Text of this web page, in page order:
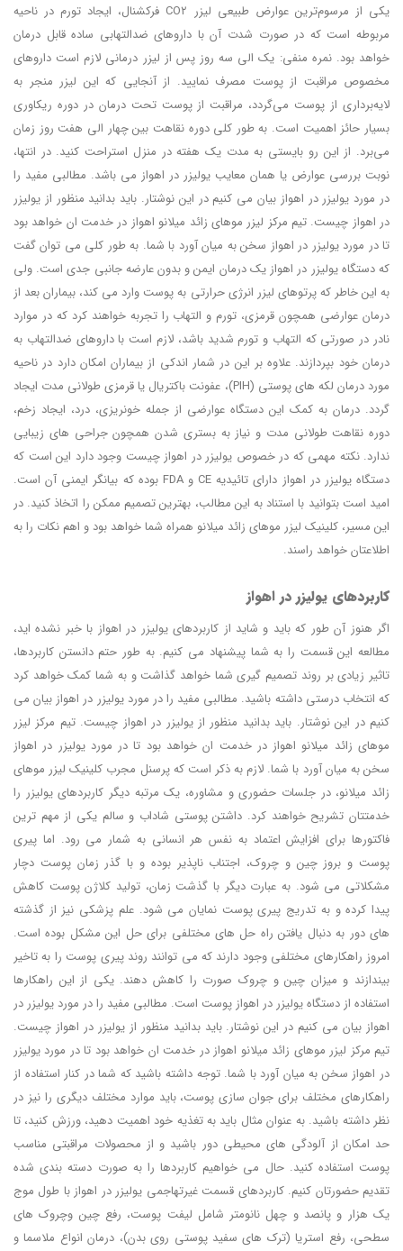
یکی از مرسوم‌ترین عوارض طبیعی لیزر CO۲ فرکشنال، ایجاد تورم در ناحیه
مربوطه است که در صورت شدت آن با داروهای ضدالتهابی ساده قابل درمان
خواهد بود. نمره منفی: یک الی سه روز پس از لیزر درمانی لازم است داروهای
مخصوص مراقبت از پوست مصرف نمایید. از آنجایی که این لیزر منجر به
لایه‌برداری از پوست می‌گردد، مراقبت‌ از پوست تحت درمان در دوره‌ ریکاوری
بسیار حائز اهمیت است. به طور کلی دوره‌ نقاهت بین چهار الی هفت روز زمان
می‌برد. از این رو بایستی به مدت یک هفته در منزل استراحت کنید. در انتها،
نوبت بررسی عوارض یا همان معایب یولیزر در اهواز می باشد. مطالبی مفید را
در مورد یولیزر در اهواز بیان می کنیم در این نوشتار. باید بدانید منظور از یولیزر
در اهواز چیست. تیم مرکز لیزر موهای زائد میلانو اهواز در خدمت ان خواهد بود
تا در مورد یولیزر در اهواز سخن به میان آورد با شما. به طور کلی می توان گفت
که دستگاه یولیزر در اهواز یک درمان ایمن و بدون عارضه جانبی جدی است. ولی
به این خاطر که پرتوهای لیزر انرژی حرارتی به پوست وارد می کند، بیماران بعد از
درمان عوارضی همچون قرمزی، تورم و التهاب را تجربه خواهند کرد که در موارد
نادر در صورتی که التهاب و تورم شدید باشد، لازم است با داروهای ضدالتهاب به
درمان خود بپردازند. علاوه بر این در شمار اندکی از بیماران امکان دارد در ناحیه
مورد درمان لکه‌ های پوستی (PIH)، عفونت باکتریال یا قرمزی طولانی مدت ایجاد
گردد. درمان به کمک این دستگاه عوارضی از جمله خونریزی، درد، ایجاد زخم،
دوره نقاهت طولانی مدت و نیاز به بستری شدن همچون جراحی ‌های زیبایی
ندارد. نکته مهمی که در خصوص یولیزر در اهواز چیست وجود دارد این است که
دستگاه یولیزر در اهواز دارای تائیدیه CE و FDA بوده که بیانگر ایمنی آن است.
امید است بتوانید با استناد به این مطالب، بهترین تصمیم ممکن را اتخاذ کنید. در
این مسیر، کلینیک لیزر موهای زائد میلانو همراه شما خواهد بود و اهم نکات را به
اطلاعتان خواهد راسند.
کاربردهای یولیزر در اهواز
اگر هنوز آن طور که باید و شاید از کاربردهای یولیزر در اهواز با خبر نشده اید،
مطالعه این قسمت را به شما پیشنهاد می کنیم. به طور حتم دانستن کاربردها،
تاثیر زیادی بر روند تصمیم گیری شما خواهد گذاشت و به شما کمک خواهد کرد
که انتخاب درستی داشته باشید. مطالبی مفید را در مورد یولیزر در اهواز بیان می
کنیم در این نوشتار. باید بدانید منظور از یولیزر در اهواز چیست. تیم مرکز لیزر
موهای زائد میلانو اهواز در خدمت ان خواهد بود تا در مورد یولیزر در اهواز
سخن به میان آورد با شما. لازم به ذکر است که پرسنل مجرب کلینیک لیزر موهای
زائد میلانو، در جلسات حضوری و مشاوره، یک مرتبه دیگر کاربردهای یولیزر را
خدمتتان تشریح خواهند کرد. داشتن پوستی شاداب و سالم یکی از مهم ‌ترین
فاکتورها برای افزایش اعتماد به ‌نفس هر انسانی به شمار می ‌رود. اما پیری
پوست و بروز چین ‌و چروک، اجتناب‌ ناپذیر بوده و با گذر زمان پوست دچار
مشکلاتی می شود. به ‌عبارت‌ دیگر با گذشت زمان، تولید کلاژن پوست کاهش
پیدا کرده و به ‌تدریج پیری پوست نمایان می شود. علم پزشکی نیز از گذشته‌
های دور به ‌دنبال یافتن راه‌ حل‌ های مختلفی برای حل این مشکل بوده‌ است.
امروز راهکارهای مختلفی وجود دارند که می توانند روند پیری پوست را به تاخیر
بیندازند و میزان چین ‌و چروک صورت را کاهش دهند. یکی از این راهکارها
استفاده از دستگاه یولیزر در اهواز پوست است. مطالبی مفید را در مورد یولیزر در
اهواز بیان می کنیم در این نوشتار. باید بدانید منظور از یولیزر در اهواز چیست.
تیم مرکز لیزر موهای زائد میلانو اهواز در خدمت ان خواهد بود تا در مورد یولیزر
در اهواز سخن به میان آورد با شما. توجه داشته باشید که شما در کنار استفاده از
راهکارهای مختلف برای جوان ‌سازی پوست، باید موارد مختلف دیگری را نیز در
نظر داشته باشید. به‌ عنوان مثال باید به تغذیه خود اهمیت دهید، ورزش کنید، تا
حد امکان از آلودگی ‌های محیطی دور باشید و از محصولات مراقبتی مناسب
پوست استفاده کنید. حال می خواهیم کاربردها را به صورت دسته بندی شده
تقدیم حضورتان کنیم. کاربردهای قسمت غیرتهاجمی یولیزر در اهواز با طول موج
یک هزار و پانصد و چهل نانومتر شامل لیفت پوست، رفع چین وچروک های
سطحی، رفع استریا (ترک های سفید پوستی روی بدن)، درمان انواع ملاسما و